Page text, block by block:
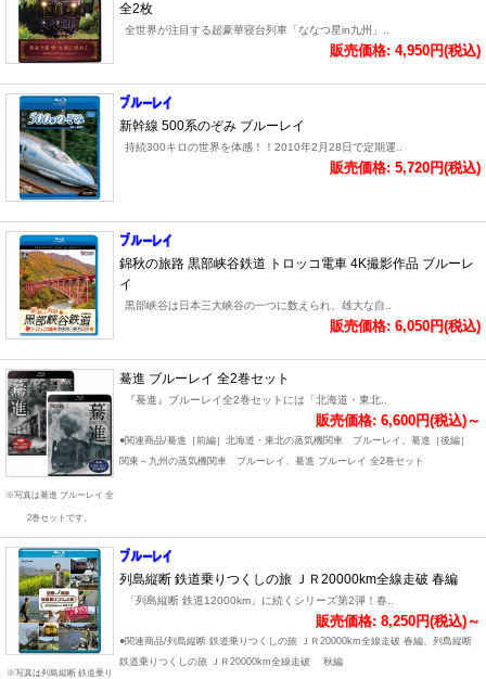
全2枚
全世界が注目する超豪華寝台列車「ななつ星in九州」..
販売価格: 4,950円(税込)
新幹線 500系のぞみ ブルーレイ
持続300キロの世界を体感！！2010年2月28日で定期運..
販売価格: 5,720円(税込)
錦秋の旅路 黒部峡谷鉄道 トロッコ電車 4K撮影作品 ブルーレ
イ
黒部峡谷は日本三大峡谷の一つに数えられ、雄大な自..
販売価格: 6,050円(税込)
※写真は驀進 ブルーレイ 全
2巻セットです。
驀進 ブルーレイ 全2巻セット
『驀進』ブルーレイ全2巻セットには「北海道・東北..
販売価格: 6,600円(税込)～
●関連商品/驀進［前編］北海道・東北の蒸気機関車 ブルーレイ、驀進［後編］
関東～九州の蒸気機関車 ブルーレイ、驀進 ブルーレイ 全2巻セット
※写真は列島縦断 鉄道乗り
列島縦断 鉄道乗りつくしの旅 ＪＲ20000km全線走破 春編
「列島縦断 鉄道12000km」に続くシリーズ第2弾！春..
販売価格: 8,250円(税込)～
●関連商品/列島縦断 鉄道乗りつくしの旅 ＪＲ20000km全線走破 春編、列島縦断
鉄道乗りつくしの旅 ＪＲ20000km全線走破 秋編